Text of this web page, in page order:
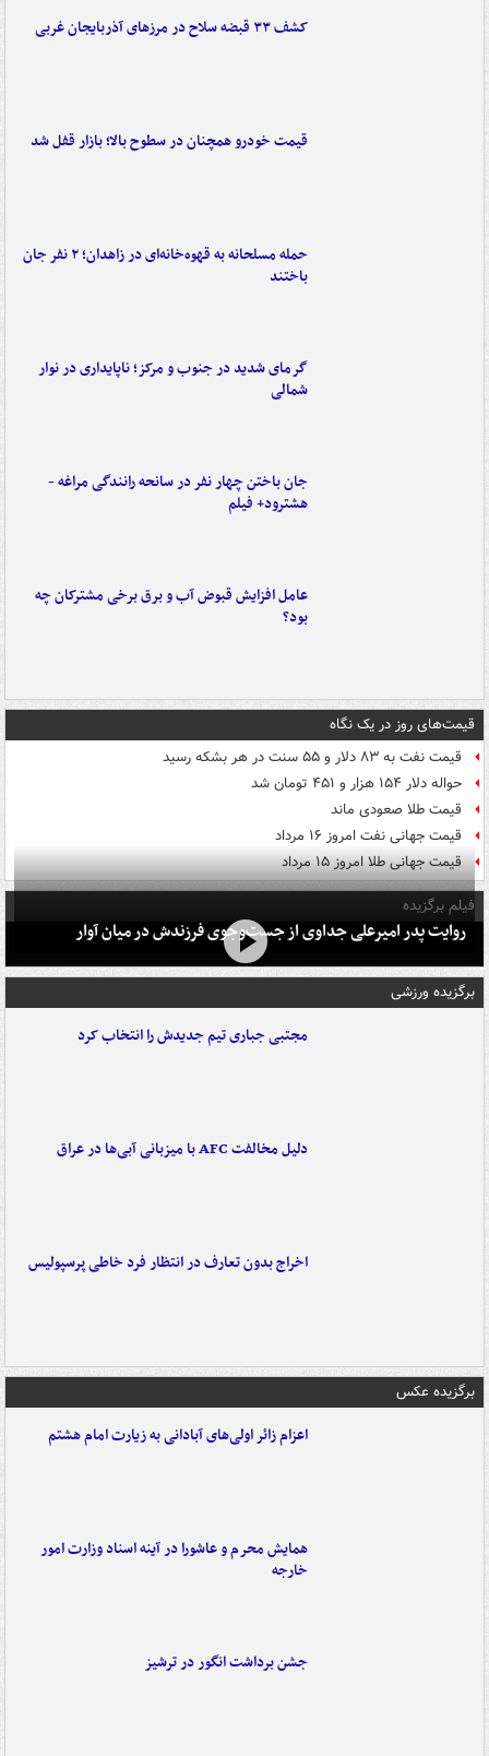
کشف ۳۳ قبضه سلاح در مرزهای آذربایجان غربی
قیمت خودرو همچنان در سطوح بالا؛ بازار قفل شد
حمله مسلحانه به قهوه‌خانه‌ای در زاهدان؛ ۲ نفر جان
باختند
گرمای شدید در جنوب و مرکز؛ ناپایداری در نوار
شمالی
جان باختن چهار نفر در سانحه رانندگی مراغه -
هشترود+ فیلم
عامل افزایش قبوض آب و برق برخی مشترکان چه
بود؟
قیمت‌های روز در یک نگاه
قیمت نفت به ۸۳ دلار و ۵۵ سنت در هر بشکه رسید
حواله دلار ۱۵۴ هزار و ۴۵۱ تومان شد
قیمت طلا صعودی ماند
قیمت جهانی نفت امروز ۱۶ مرداد
قیمت جهانی طلا امروز ۱۵ مرداد
فیلم برگزیده
روایت پدر امیرعلی جداوی از جست‌وجوی فرزندش در میان آوار
برگزیده ورزشی
مجتبی جباری تیم جدیدش را انتخاب کرد
دلیل مخالفت AFC با میزبانی آبی‌ها در عراق
اخراج بدون تعارف در انتظار فرد خاطی پرسپولیس
برگزیده عکس
اعزام زائر اولی‌های آبادانی به زیارت امام هشتم
همایش محرم و عاشورا در آینه اسناد وزارت امور
خارجه
جشن برداشت انگور در ترشیز